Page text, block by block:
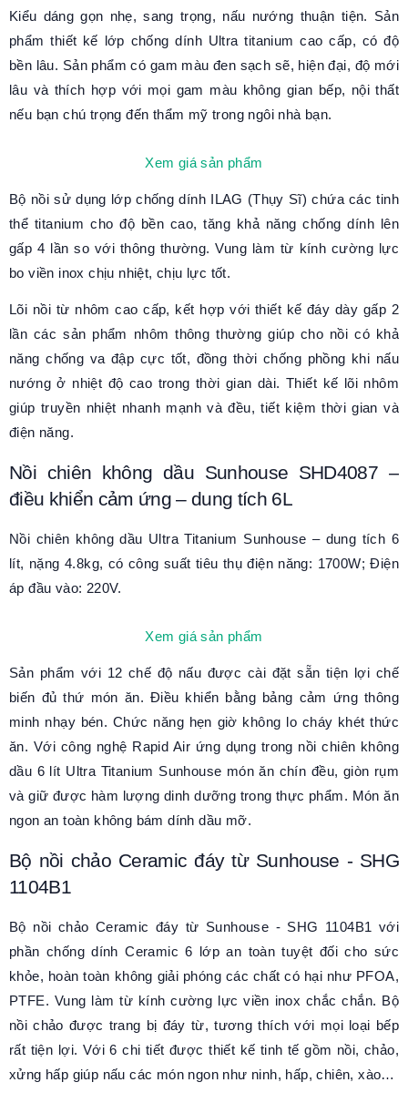
Kiểu dáng gọn nhẹ, sang trọng, nấu nướng thuận tiện. Sản
phẩm thiết kế lớp chống dính Ultra titanium cao cấp, có độ
bền lâu. Sản phẩm có gam màu đen sạch sẽ, hiện đại, độ mới
lâu và thích hợp với mọi gam màu không gian bếp, nội thất
nếu bạn chú trọng đến thẩm mỹ trong ngôi nhà bạn.
Xem giá sản phẩm
Bộ nồi sử dụng lớp chống dính ILAG (Thụy Sĩ) chứa các tinh
thể titanium cho độ bền cao, tăng khả năng chống dính lên
gấp 4 lần so với thông thường. Vung làm từ kính cường lực
bo viền inox chịu nhiệt, chịu lực tốt.
Lõi nồi từ nhôm cao cấp, kết hợp với thiết kế đáy dày gấp 2
lần các sản phẩm nhôm thông thường giúp cho nồi có khả
năng chống va đập cực tốt, đồng thời chống phồng khi nấu
nướng ở nhiệt độ cao trong thời gian dài. Thiết kế lõi nhôm
giúp truyền nhiệt nhanh mạnh và đều, tiết kiệm thời gian và
điện năng.
Nồi chiên không dầu Sunhouse SHD4087 –
điều khiển cảm ứng – dung tích 6L
Nồi chiên không dầu Ultra Titanium Sunhouse – dung tích 6
lít, nặng 4.8kg, có công suất tiêu thụ điện năng: 1700W; Điện
áp đầu vào: 220V.
Xem giá sản phẩm
Sản phẩm với 12 chế độ nấu được cài đặt sẵn tiện lợi chế
biến đủ thứ món ăn. Điều khiển bằng bảng cảm ứng thông
minh nhạy bén. Chức năng hẹn giờ không lo cháy khét thức
ăn. Với công nghệ Rapid Air ứng dụng trong nồi chiên không
dầu 6 lít Ultra Titanium Sunhouse món ăn chín đều, giòn rụm
và giữ được hàm lượng dinh dưỡng trong thực phẩm. Món ăn
ngon an toàn không bám dính dầu mỡ.
Bộ nồi chảo Ceramic đáy từ Sunhouse - SHG
1104B1
Bộ nồi chảo Ceramic đáy từ Sunhouse - SHG 1104B1 với
phần chống dính Ceramic 6 lớp an toàn tuyệt đối cho sức
khỏe, hoàn toàn không giải phóng các chất có hại như PFOA,
PTFE. Vung làm từ kính cường lực viền inox chắc chắn. Bộ
nồi chảo được trang bị đáy từ, tương thích với mọi loại bếp
rất tiện lợi. Với 6 chi tiết được thiết kế tinh tế gồm nồi, chảo,
xửng hấp giúp nấu các món ngon như ninh, hấp, chiên, xào…